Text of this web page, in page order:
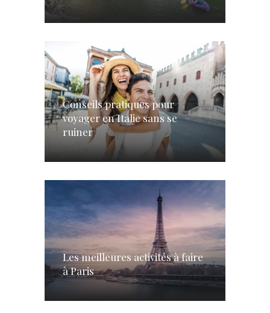
Conseils pratiques pour
voyager en Italie sans se
ruiner
Les meilleures activités à faire
à Paris